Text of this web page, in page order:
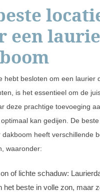
een
hebt besloten om een laurier
is het essentieel om de
deze prachtige toevoeging
kan gedijen. De
dakboom heeft verschillende
waaronder:
of lichte schaduw:
het beste in volle zon, maar